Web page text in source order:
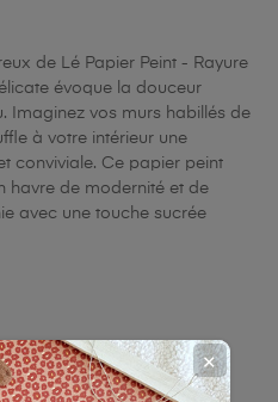
de Lé Papier Peint - Rayure
évoque la douceur
Imaginez vos murs habillés de
à votre intérieur une
conviviale. Ce papier peint
havre de modernité et de
avec une touche sucrée
✕